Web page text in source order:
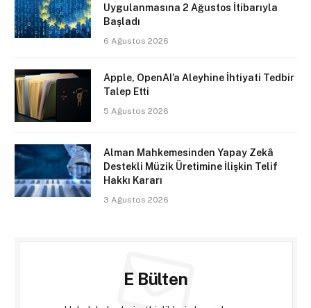
Uygulanmasına 2 Ağustos İtibarıyla
Başladı
6 Ağustos 2026
Apple, OpenAI’a Aleyhine İhtiyati Tedbir
Talep Etti
5 Ağustos 2026
Alman Mahkemesinden Yapay Zekâ
Destekli Müzik Üretimine İlişkin Telif
Hakkı Kararı
3 Ağustos 2026
E Bülten